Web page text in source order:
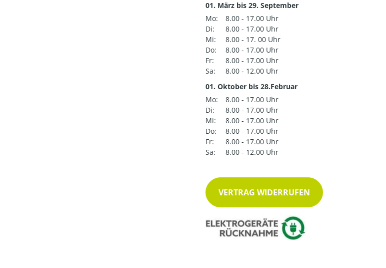
01. März bis 29. September
Mo:
8.00 - 17.00 Uhr
Di:
8.00 - 17.00 Uhr
Mi:
8.00 - 17. 00 Uhr
Do:
8.00 - 17.00 Uhr
Fr:
8.00 - 17.00 Uhr
Sa:
8.00 - 12.00 Uhr
01. Oktober bis 28.Februar
Mo:
8.00 - 17.00 Uhr
Di:
8.00 - 17.00 Uhr
Mi:
8.00 - 17.00 Uhr
Do:
8.00 - 17.00 Uhr
Fr:
8.00 - 17.00 Uhr
Sa:
8.00 - 12.00 Uhr
VERTRAG WIDERRUFEN